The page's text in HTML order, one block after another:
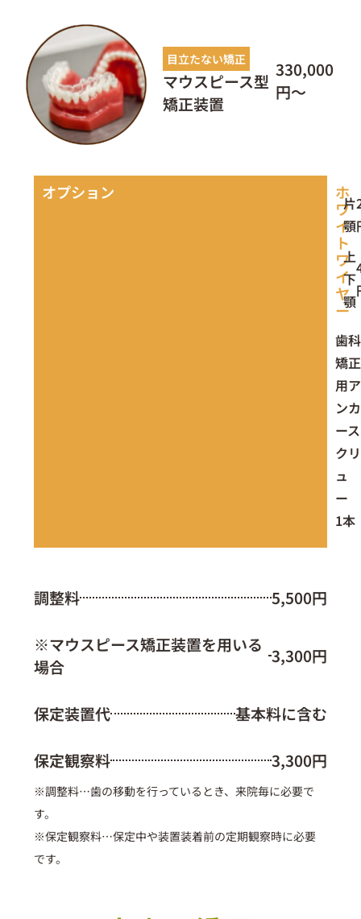
目立たない矯正
マウスピース型
矯正装置
330,000
円〜
オプション
ホ
ワ
イ
ト
ワ
イ
ヤ
ー
片
顎
上
下
顎
歯科
矯正
用ア
ンカ
ース
クリ
ュ
ー
1本
調整料 5,500円
※マウスピース矯正装置を用いる
場合
3,300円
保定装置代 基本料に含む
保定観察料 3,300円
※調整料…歯の移動を行っているとき、来院毎に必要で
す。
※保定観察料…保定中や装置装着前の定期観察時に必要
です。